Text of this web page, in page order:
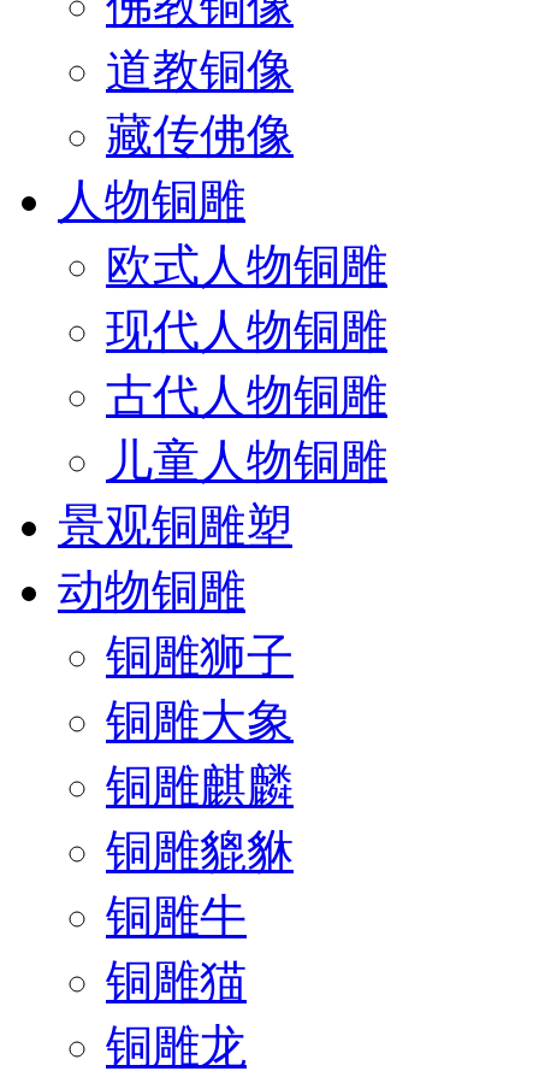
道教铜像
藏传佛像
人物铜雕
欧式人物铜雕
现代人物铜雕
古代人物铜雕
儿童人物铜雕
景观铜雕塑
动物铜雕
铜雕狮子
铜雕大象
铜雕麒麟
铜雕貔貅
铜雕牛
铜雕猫
铜雕龙